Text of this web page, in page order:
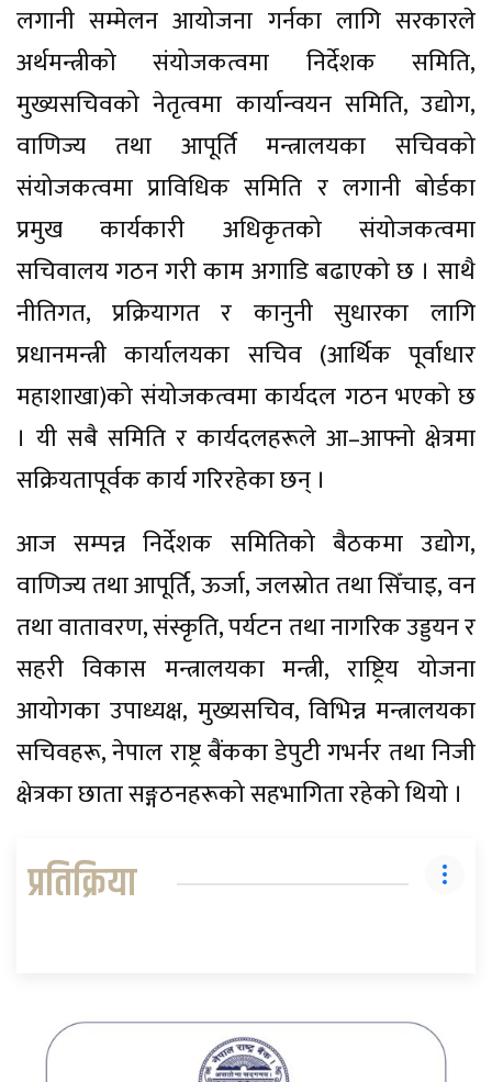
लगानी सम्मेलन आयोजना गर्नका लागि सरकारले
अर्थमन्त्रीको संयोजकत्वमा निर्देशक समिति,
मुख्यसचिवको नेतृत्वमा कार्यान्वयन समिति, उद्योग,
वाणिज्य तथा आपूर्ति मन्त्रालयका सचिवको
संयोजकत्वमा प्राविधिक समिति र लगानी बोर्डका
प्रमुख कार्यकारी अधिकृतको संयोजकत्वमा
सचिवालय गठन गरी काम अगाडि बढाएको छ । साथै
नीतिगत, प्रक्रियागत र कानुनी सुधारका लागि
प्रधानमन्त्री कार्यालयका सचिव (आर्थिक पूर्वाधार
महाशाखा)को संयोजकत्वमा कार्यदल गठन भएको छ
। यी सबै समिति र कार्यदलहरूले आ–आफ्नो क्षेत्रमा
सक्रियतापूर्वक कार्य गरिरहेका छन् ।
आज सम्पन्न निर्देशक समितिको बैठकमा उद्योग,
वाणिज्य तथा आपूर्ति, ऊर्जा, जलस्रोत तथा सिँचाइ, वन
तथा वातावरण, संस्कृति, पर्यटन तथा नागरिक उड्डयन र
सहरी विकास मन्त्रालयका मन्त्री, राष्ट्रिय योजना
आयोगका उपाध्यक्ष, मुख्यसचिव, विभिन्न मन्त्रालयका
सचिवहरू, नेपाल राष्ट्र बैंकका डेपुटी गभर्नर तथा निजी
क्षेत्रका छाता सङ्गठनहरूको सहभागिता रहेको थियो ।
प्रतिक्रिया